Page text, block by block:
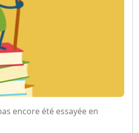
encore été essayée en